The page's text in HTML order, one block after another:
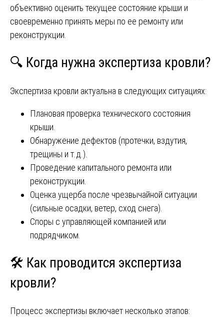
объективно оценить текущее состояние крыши и
своевременно принять меры по ее ремонту или
реконструкции.
🔍 Когда нужна экспертиза кровли?
Экспертиза кровли актуальна в следующих ситуациях:
Плановая проверка технического состояния
крыши.
Обнаружение дефектов (протечки, вздутия,
трещины и т.д.).
Проведение капитального ремонта или
реконструкции.
Оценка ущерба после чрезвычайной ситуации
(сильные осадки, ветер, сход снега).
Споры с управляющей компанией или
подрядчиком.
🛠️ Как проводится экспертиза
кровли?
Процесс экспертизы включает несколько этапов: